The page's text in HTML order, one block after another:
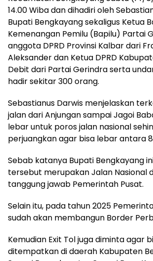
14.00 Wiba dan dihadiri oleh
Bupati Bengkayang sekaligus Ketua
Kemenangan Pemilu (Bapilu) Partai
anggota DPRD Provinsi Kalbar dari
Aleksander dan Ketua DPRD
Debit dari Partai Gerindra serta
hadir sekitar 300 orang.
Sebastianus Darwis menjelaskan
jalan dari Anjungan sampai Jagoi
lebar untuk poros jalan nasional
perjuangkan agar bisa lebar antara
Sebab katanya Bupati Bengkayang
tersebut merupakan Jalan Nasional
tanggung jawab Pemerintah Pusat.
Selain itu, pada tahun 2025
sudah akan membangun Border
Kemudian Exit Tol juga diminta agar
ditempatkan di daerah Kabupaten